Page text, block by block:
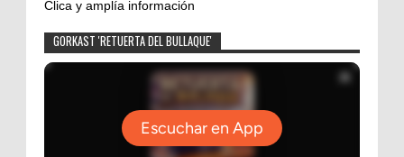
Clica y amplía información
GORKAST 'RETUERTA DEL BULLAQUE'